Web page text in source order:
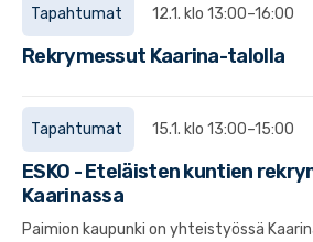
Tapahtumat 12.1. klo 13:00–16:00
Rekrymessut Kaarina-talolla
Tapahtumat 15.1. klo 13:00–15:00
ESKO - Eteläisten kuntien
Kaarinassa
Paimion kaupunki on yhteistyössä